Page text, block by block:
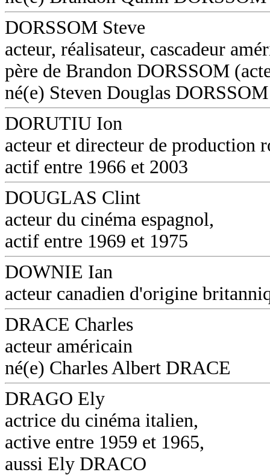
DORSSOM Steve
acteur, réalisateur, cascadeur
père de Brandon DORSSOM
né(e) Steven Douglas DORSSOM
DORUTIU Ion
acteur et directeur de production
actif entre 1966 et 2003
DOUGLAS Clint
acteur du cinéma espagnol,
actif entre 1969 et 1975
DOWNIE Ian
acteur canadien d'origine
DRACE Charles
acteur américain
né(e) Charles Albert DRACE
DRAGO Ely
actrice du cinéma italien,
active entre 1959 et 1965,
aussi Ely DRACO